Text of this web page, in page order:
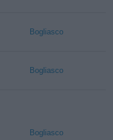
Bogliasco
Bogliasco
Bogliasco